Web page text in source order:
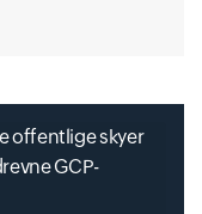
Dataproc Metastore
offentlige skyer
GCP-